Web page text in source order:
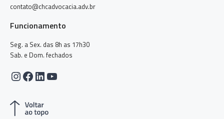
contato@chcadvocacia.adv.br
Funcionamento
Seg. a Sex. das 8h as 17h30
Sab. e Dom. fechados
Instagram
Facebook
LinkedIn
Youtube